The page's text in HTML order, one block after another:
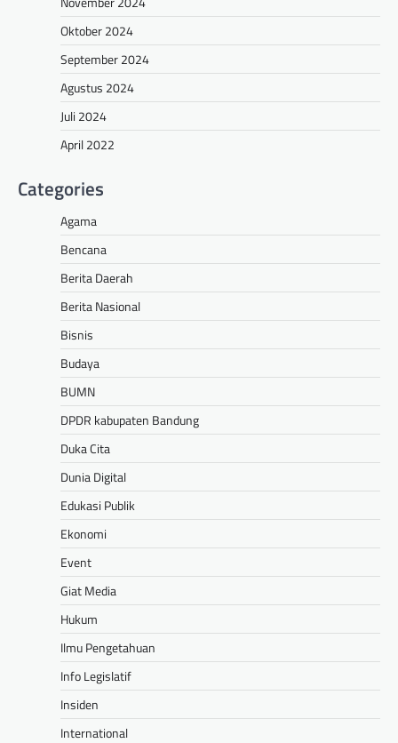
Oktober 2024
September 2024
Agustus 2024
Juli 2024
April 2022
Categories
Agama
Bencana
Berita Daerah
Berita Nasional
Bisnis
Budaya
BUMN
DPDR kabupaten Bandung
Duka Cita
Dunia Digital
Edukasi Publik
Ekonomi
Event
Giat Media
Hukum
Ilmu Pengetahuan
Info Legislatif
Insiden
International